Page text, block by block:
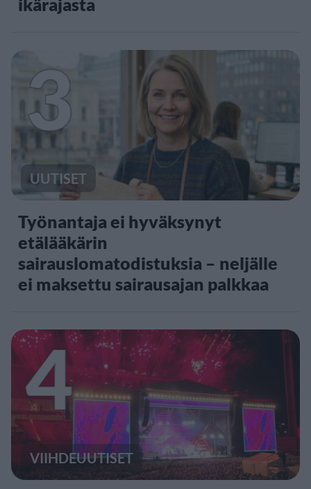
ikärajasta
3
UUTISET
Työnantaja ei hyväksynyt
etälääkärin
sairauslomatodistuksia – neljälle
ei maksettu sairausajan palkkaa
4
VIIHDEUUTISET